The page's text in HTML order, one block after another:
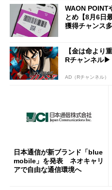
WAON POINT
とめ【8月6日
獲得チャンス
【金は命より
Rチャンネル▶︎
AD（Rチャンネル）
日本通信が新ブランド「blue
mobile」を発表 ネオキャリ
アで自由な通信環境へ